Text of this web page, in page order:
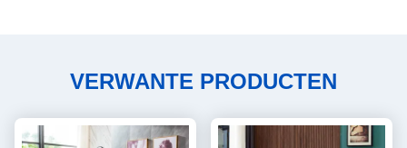
VERWANTE PRODUCTEN